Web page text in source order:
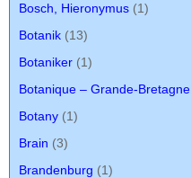
Bosch, Hieronymus (1)
Botanik (13)
Botaniker (1)
Botanique – Grande-Bretagne
Botany (1)
Brain (3)
Brandenburg (1)